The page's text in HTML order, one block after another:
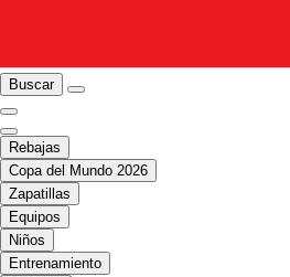
Buscar
Rebajas
Copa del Mundo 2026
Zapatillas
Equipos
Niños
Entrenamiento